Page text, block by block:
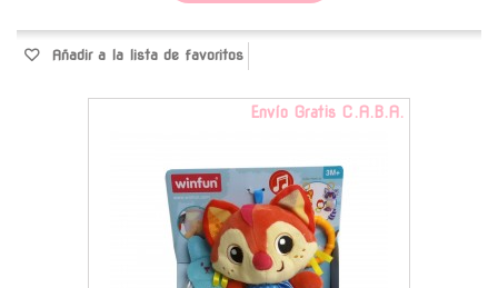
Añadir a la lista de favoritos
Envío Gratis C.A.B.A.